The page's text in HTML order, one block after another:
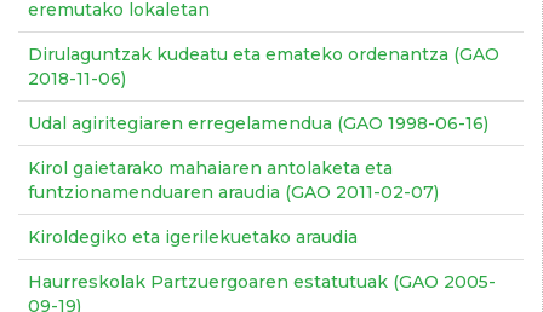
eremutako lokaletan
Dirulaguntzak kudeatu eta emateko ordenantza (GAO
2018-11-06)
Udal agiritegiaren erregelamendua (GAO 1998-06-16)
Kirol gaietarako mahaiaren antolaketa eta
funtzionamenduaren araudia (GAO 2011-02-07)
Kiroldegiko eta igerilekuetako araudia
Haurreskolak Partzuergoaren estatutuak (GAO 2005-
09-19)